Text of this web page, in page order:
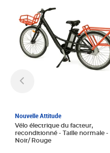
Nouvelle Attitude
Vélo électrique du facteur,
reconditionné - Taille normale -
Noir/ Rouge